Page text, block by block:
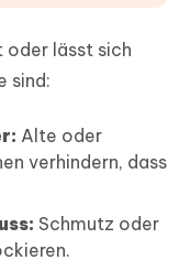
oder lässt sich
sind:
Alte oder
verhindern, dass
Schmutz oder